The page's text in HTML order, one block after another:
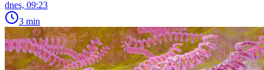
dnes, 09:23
3 min